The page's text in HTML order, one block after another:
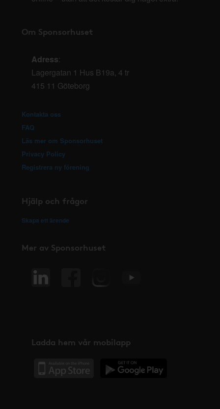
Om Sponsorhuset
Adress:
Lagergatan 1 Hus B19a, 4 tr
415 11 Göteborg
Kontakta oss
FAQ
Läs mer om Sponsorhuset
Privacy Policy
Registrera ny förening
Hjälp och frågor
Skapa ett ärende
Mer av Sponsorhuset
Ladda hem vår mobilapp